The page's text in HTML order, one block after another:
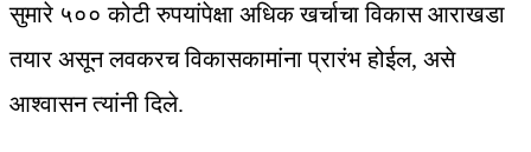
सुमारे ५०० कोटी रुपयांपेक्षा अधिक खर्चाचा विकास आराखडा
तयार असून लवकरच विकासकामांना प्रारंभ होईल, असे
आश्वासन त्यांनी दिले.